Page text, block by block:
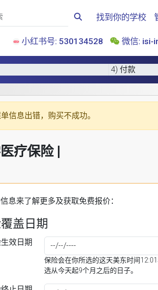
找到你的学校
小红书号: 530134528 微信: isi-
4) 付款
信息出错，购买不成功。
疗保险 |
息来了解更多及获取免费报价：
盖日期
效日期
保险会在你所选的这天美东时间
选从今天起9个月之后的日子。